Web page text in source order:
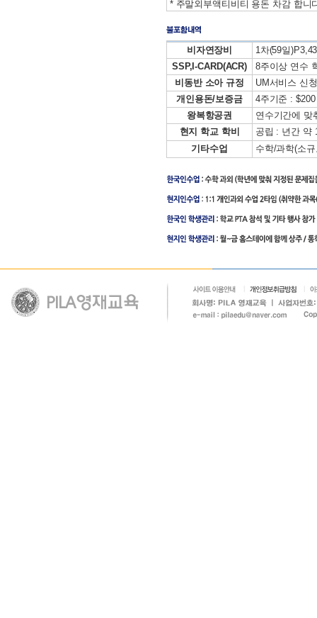
* 주말외부액티비티 용돈 차감 합니
비자연장비
1차(59일
SSP,I-CARD(ACR)
8주이상 연수
비동반 소아 규정
UM서비스 신
개인용돈/보증금
4주기준 : $200
왕복항공권
연수기간에
현지 학교 학비
공립 : 년간 약
기타수업
수학/과학(소